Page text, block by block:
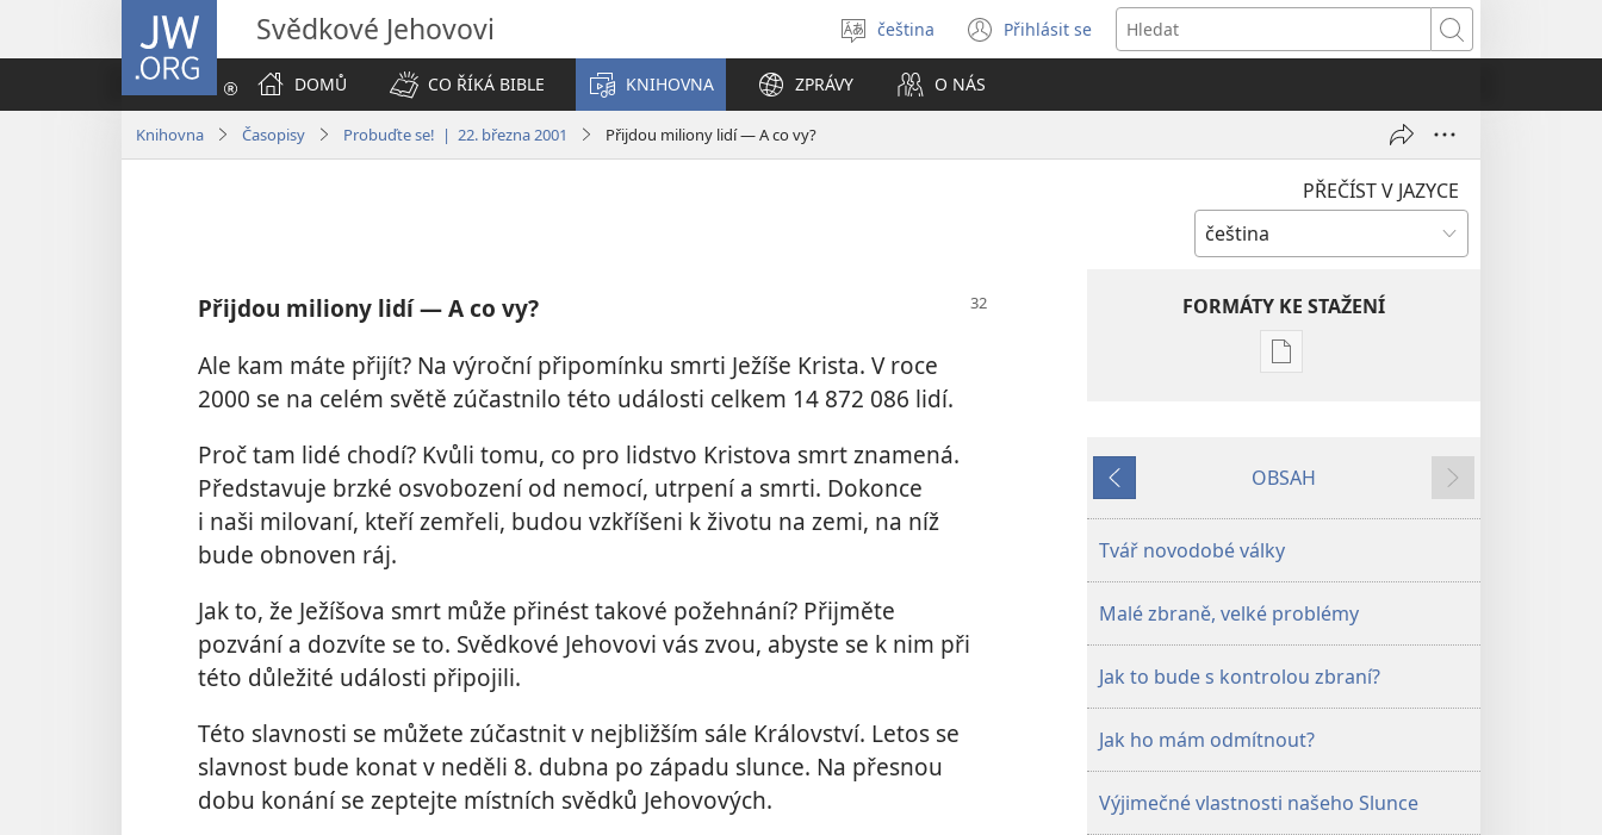
JW.ORG Svědkové Jehovovi
Vybrat
jazyk
čeština Přihlásit se
(otevřeno
nové
Hledat
DOMŮ
CO ŘÍKÁ BIBLE KNIHOVNA ZPRÁVY O NÁS
Knihovna Časopisy Probuďte se! | 22. března 2001 Přijdou miliony lidí — A co vy?
PŘEČÍST V JAZYCE
Přijdou miliony lidí — A co vy?
Ale kam máte přijít? Na výroční připomínku smrti Ježíše Krista. V roce
2000 se na celém světě zúčastnilo této události celkem 14 872 086 lidí.
Proč tam lidé chodí? Kvůli tomu, co pro lidstvo Kristova smrt znamená.
Představuje brzké osvobození od nemocí, utrpení a smrti. Dokonce
i naši milovaní, kteří zemřeli, budou vzkříšeni k životu na zemi, na níž
bude obnoven ráj.
Jak to, že Ježíšova smrt může přinést takové požehnání? Přijměte
pozvání a dozvíte se to. Svědkové Jehovovi vás zvou, abyste se k nim při
této důležité události připojili.
Této slavnosti se můžete zúčastnit v nejbližším sále Království. Letos se
slavnost bude konat v neděli 8. dubna po západu slunce. Na přesnou
dobu konání se zeptejte místních svědků Jehovových.
FORMÁTY KE STAŽENÍ
Formáty
ČASOPISY
Předchozí
OBSAH
Další
Tvář novodobé války
Malé zbraně, velké problémy
Jak to bude s kontrolou zbraní?
Jak ho mám odmítnout?
Výjimečné vlastnosti našeho Slunce